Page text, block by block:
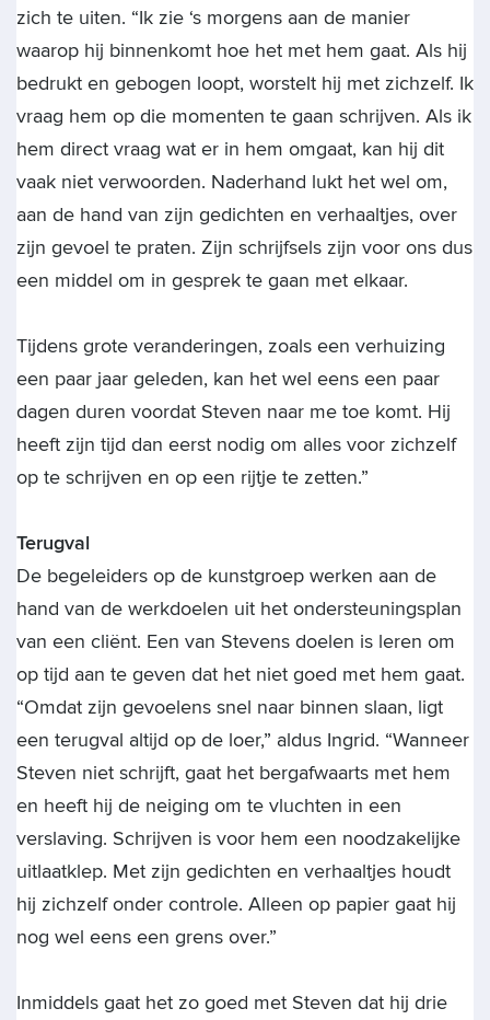
zich te uiten. “Ik zie ‘s morgens aan de manier
waarop hij binnenkomt hoe het met hem gaat. Als hij
bedrukt en gebogen loopt, worstelt hij met zichzelf. Ik
vraag hem op die momenten te gaan schrijven. Als ik
hem direct vraag wat er in hem omgaat, kan hij dit
vaak niet verwoorden. Naderhand lukt het wel om,
aan de hand van zijn gedichten en verhaaltjes, over
zijn gevoel te praten. Zijn schrijfsels zijn voor ons dus
een middel om in gesprek te gaan met elkaar.
Tijdens grote veranderingen, zoals een verhuizing
een paar jaar geleden, kan het wel eens een paar
dagen duren voordat Steven naar me toe komt. Hij
heeft zijn tijd dan eerst nodig om alles voor zichzelf
op te schrijven en op een rijtje te zetten.”
Terugval
De begeleiders op de kunstgroep werken aan de
hand van de werkdoelen uit het ondersteuningsplan
van een cliënt. Een van Stevens doelen is leren om
op tijd aan te geven dat het niet goed met hem gaat.
“Omdat zijn gevoelens snel naar binnen slaan, ligt
een terugval altijd op de loer,” aldus Ingrid. “Wanneer
Steven niet schrijft, gaat het bergafwaarts met hem
en heeft hij de neiging om te vluchten in een
verslaving. Schrijven is voor hem een noodzakelijke
uitlaatklep. Met zijn gedichten en verhaaltjes houdt
hij zichzelf onder controle. Alleen op papier gaat hij
nog wel eens een grens over.”
Inmiddels gaat het zo goed met Steven dat hij drie